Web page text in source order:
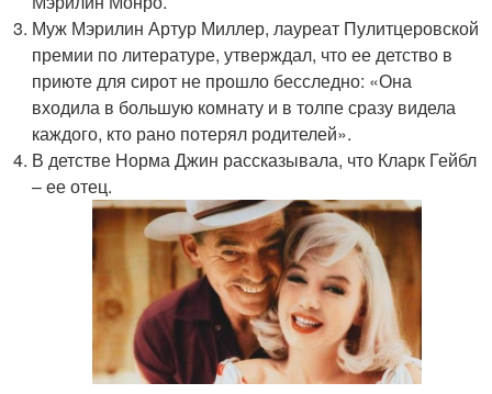
Муж Мэрилин Артур Миллер, лауреат Пулитцеровской
премии по литературе, утверждал, что ее детство в
приюте для сирот не прошло бесследно: «Она
входила в большую комнату и в толпе сразу видела
каждого, кто рано потерял родителей».
В детстве Норма Джин рассказывала, что Кларк Гейбл
– ее отец.